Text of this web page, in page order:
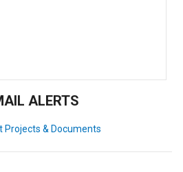
ALERTS
Projects & Documents